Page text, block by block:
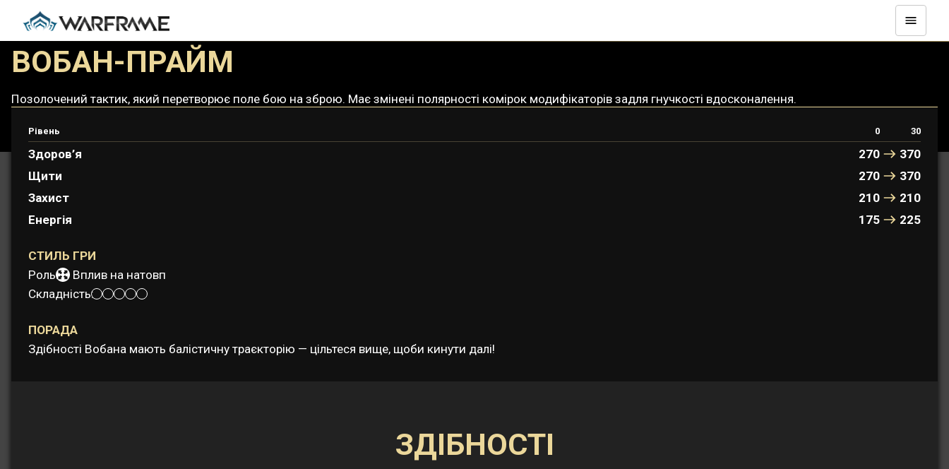
ВОБАН-ПРАЙМ
Позолочений тактик, який перетворює поле бою на зброю. Має змінені полярності комірок модифікаторів задля гнучкості вдосконалення.
Рівень 0 30
Здоров’я 270
370
Щити
270
370
Захист
210
210
Енергія
175 225
СТИЛЬ ГРИ
Роль:
Вплив на натовп
Складність:
ПОРАДА
Здібності Вобана мають балістичну траєкторію — цільтеся вище, щоби кинути далі!
ЗДІБНОСТІ